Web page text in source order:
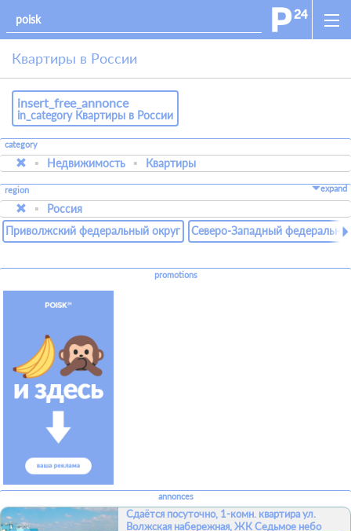
Квартиры в России
insert_free_annonce
in_category Квартиры в России
category
Недвижимость Квартиры
region expand
Россия
Приволжский федеральный округ
Северо-Западный
promotions
annonces
Сдаётся посуточно, 1-комн. квартира ул.
Волжская набережная, ЖК Седьмое небо